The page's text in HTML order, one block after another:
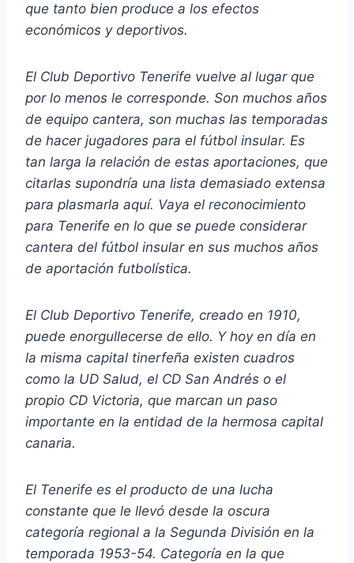
que tanto bien produce a los efectos
económicos y deportivos.
El Club Deportivo Tenerife vuelve al lugar que
por lo menos le corresponde. Son muchos años
de equipo cantera, son muchas las temporadas
de hacer jugadores para el fútbol insular. Es
tan larga la relación de estas aportaciones, que
citarlas supondría una lista demasiado extensa
para plasmarla aquí. Vaya el reconocimiento
para Tenerife en lo que se puede considerar
cantera del fútbol insular en sus muchos años
de aportación futbolística.
El Club Deportivo Tenerife, creado en 1910,
puede enorgullecerse de ello. Y hoy en día en
la misma capital tinerfeña existen cuadros
como la UD Salud, el CD San Andrés o el
propio CD Victoria, que marcan un paso
importante en la entidad de la hermosa capital
canaria.
El Tenerife es el producto de una lucha
constante que le llevó desde la oscura
categoría regional a la Segunda División en la
temporada 1953-54. Categoría en la que